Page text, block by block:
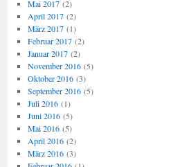
Mai 2017(2)
April 2017(2)
März 2017(1)
Februar 2017(2)
Januar 2017(2)
November 2016(5)
Oktober 2016(3)
September 2016(5)
Juli 2016(1)
Juni 2016(5)
Mai 2016(5)
April 2016(2)
März 2016(3)